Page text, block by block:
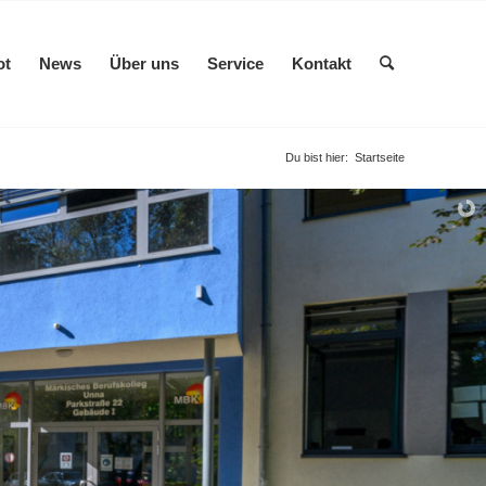
News Über uns Service Kontakt
Du bist hier: Startseite